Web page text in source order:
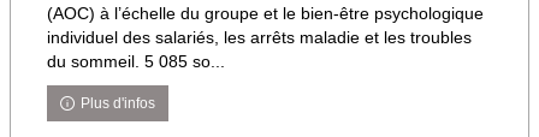
(AOC) à l’échelle du groupe et le bien-être psychologique
individuel des salariés, les arrêts maladie et les troubles
du sommeil. 5 085 so...
Plus d'infos